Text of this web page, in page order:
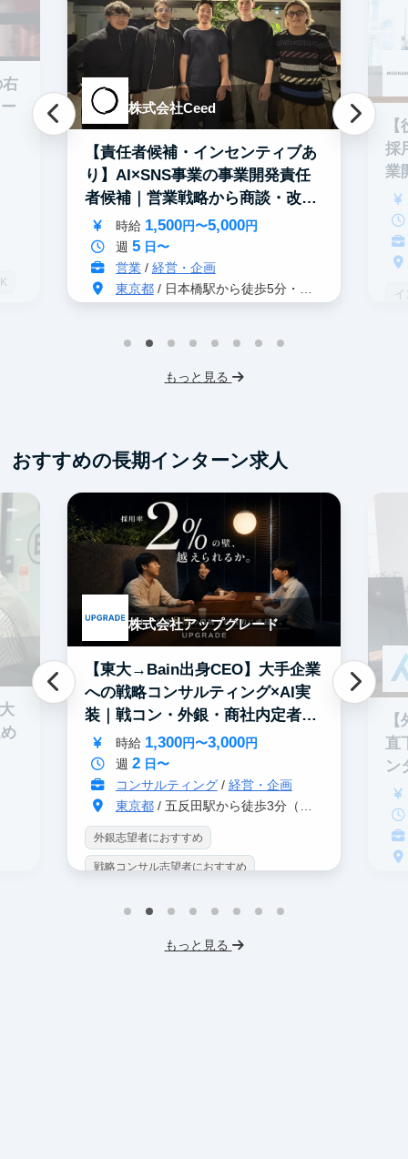
株式会社Ceed
【責任者候補・インセンティブあ
り】AI×SNS事業の事業開発責任
者候補｜営業戦略から商談・改善
まで時給 1,500円〜5,000円
週 5日〜
営業/ 経営・企画
東京都/ 日本橋駅から徒歩5分・茅場町駅から徒歩2分
インターン生3人以上在籍
英語力を活かせる 事業立案
未経験OK IT業界 ゲーム業界
スタートアップ 土日勤務可
フレックス勤務 服装髪型自由
交通費支給
採
業
もっと見る
おすすめの長期インターン求人
株式会社アップグレード
【東大→Bain出身CEO】大手企業
への戦略コンサルティング×AI実
装｜戦コン・外銀・商社内定者多
数
時給 1,300円〜3,000円
週 2日〜
コンサルティング/ 経営・企画
東京都/ 五反田駅から徒歩3分（大崎駅から徒歩8分）
外銀志望者におすすめ
戦略コンサル志望者におすすめ
データサイエンス
直
ン
もっと見る